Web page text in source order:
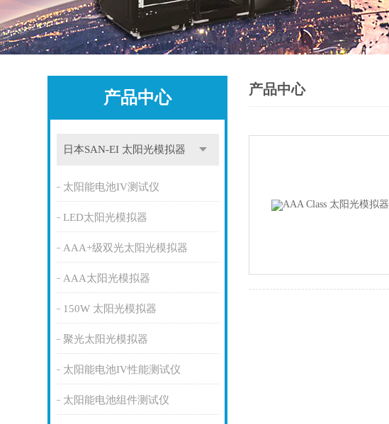
产品中心
日本SAN-EI 太阳光模拟器
太阳能电池IV测试仪
LED太阳光模拟器
AAA+级双光太阳光模拟器
AAA太阳光模拟器
150W 太阳光模拟器
聚光太阳光模拟器
太阳能电池IV性能测试仪
太阳能电池组件测试仪
产品中心